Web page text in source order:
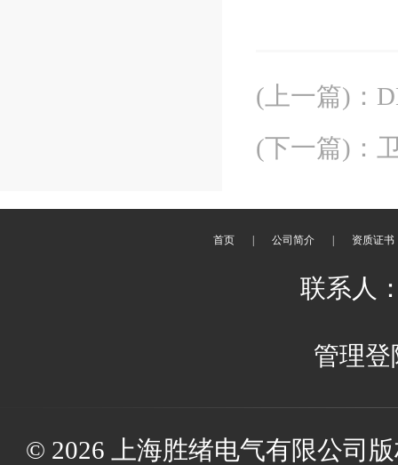
(上一篇) ：
(下一篇) ：
首页 公司简介 资质证书
联系人
管理登
© 2026 上海胜绪电气有限公司